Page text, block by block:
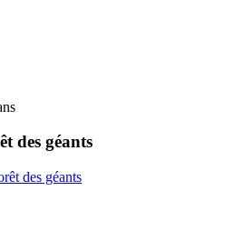
des géants
des géants